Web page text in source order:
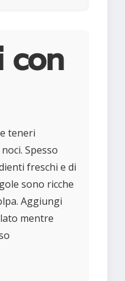
con
teneri
Spesso
freschi e di
sono ricche
Aggiungi
mentre